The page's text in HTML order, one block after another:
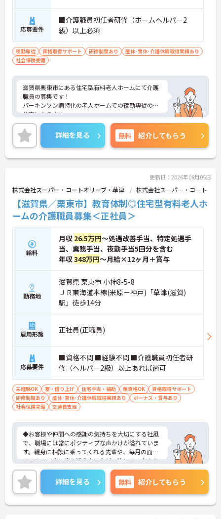
応募要件
■介護職員初任者研修（ホームヘルパー2
級）以上必須
夜勤専従 資格取得サポート 研修制度あり
産休･育休･介護休暇取得実績あり
社会保険完備
滋賀県栗東市にある住宅型有料老人ホームにて介護
職員の募集です！
パーキンソン病特化の老人ホームでの夜勤専従のお
仕事になります。
週2日～勤務が可能なので、ご自身のライフスタイ
ルに合わせて働くことができます◎
ご興味のある方には、面接対策ポイントなど、さら
に詳細をお話しいたしますのでお気軽にご相談くだ
さい！
詳細を見る 無料 紹介してもらう
更新日：2026年08月05日
株式会社スーパー・コートオリーブ・草津 株式会社スーパー・コート
【滋賀県／栗東市】教育体制◎住宅型有料老人ホ
ームの介護職員募集＜正社員＞
給料
月収 26.5万円～処遇改善手当、特定処遇手
当、業務手当、夜勤手当5回分を含む
年収348万円～月給×12ヶ月＋賞与
勤務地
滋賀県 栗東市 小柿8-5-8
ＪＲ東海道本線(米原－神戸)「草津(滋賀)
駅」徒歩14分
雇用形態 正社員(正職員)
応募要件
■資格不問 ■経験不問 ■介護職員初任者研
修（ヘルパー2級）以上あれば尚可
未経験OK 寮・借り上げ 住宅手当・補助 無資格OK
資格取得サポート
研修制度あり
産休･育休･介護休暇取得実績あり
ボーナス・賞与あり
社会保険完備
交通費支給
◆お客様や仲間への感謝の気持ちを大切にする社風
で、職場には常にポジティブな声かけが溢れていま
す。親身に相談に乗ってくれる先輩や、毎月の面談
で日々の不安に寄り添う上司など、決して一人きり
にさせないフォロー体制が万全。心理的安全性が高
く、中途入社でも自然と馴染める職場です。
◆無資格からでもプロフェッショナルを目指せる
「資格取得支援制度」を完備しています。初任者研
修から国家資格である介護福祉士まで、現場での実
詳細を見る 無料 紹介してもらう